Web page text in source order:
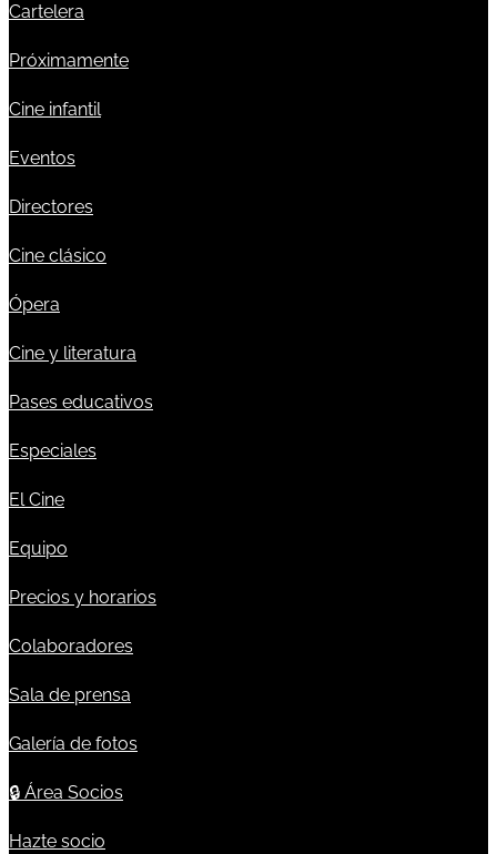
Cartelera
Próximamente
Cine infantil
Eventos
Directores
Cine clásico
Ópera
Cine y literatura
Pases educativos
Especiales
El Cine
Equipo
Precios y horarios
Colaboradores
Sala de prensa
Galería de fotos
🔒 Área Socios
Hazte socio